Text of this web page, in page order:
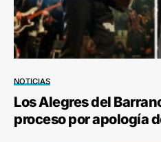
NOTICIAS
Los Alegres del
proceso por apología